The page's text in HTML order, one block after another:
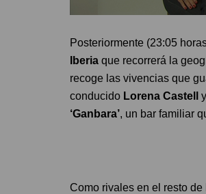
Posteriormente (23:05
Iberia que recorrerá la
recoge las vivencias que
conducido Lorena Castell y
‘Ganbara’, un bar familiar
Como rivales en el resto